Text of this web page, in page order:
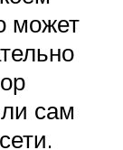
может
сам